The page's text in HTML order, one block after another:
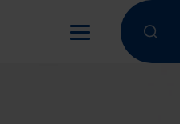
Effectuer